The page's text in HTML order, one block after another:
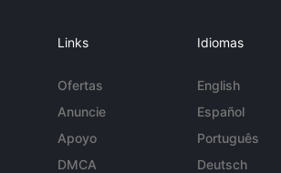
Links
Ofertas
Anuncie
Apoyo
DMCA
Idiomas
English
Español
Português
Deutsch